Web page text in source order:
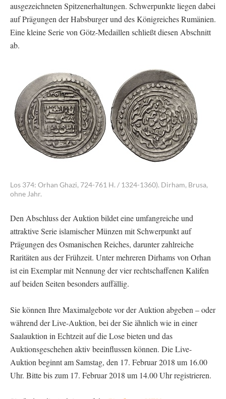
ausgezeichneten Spitzenerhaltungen. Schwerpunkte liegen dabei
auf Prägungen der Habsburger und des Königreiches Rumänien.
Eine kleine Serie von Götz-Medaillen schließt diesen Abschnitt
ab.
Los 374: Orhan Ghazi, 724-761 H. / 1324-1360). Dirham, Brusa,
ohne Jahr.
Den Abschluss der Auktion bildet eine umfangreiche und
attraktive Serie islamischer Münzen mit Schwerpunkt auf
Prägungen des Osmanischen Reiches, darunter zahlreiche
Raritäten aus der Frühzeit. Unter mehreren Dirhams von Orhan
ist ein Exemplar mit Nennung der vier rechtschaffenen Kalifen
auf beiden Seiten besonders auffällig.
Sie können Ihre Maximalgebote vor der Auktion abgeben – oder
während der Live-Auktion, bei der Sie ähnlich wie in einer
Saalauktion in Echtzeit auf die Lose bieten und das
Auktionsgeschehen aktiv beeinflussen können. Die Live-
Auktion beginnt am Samstag, den 17. Februar 2018 um 16.00
Uhr. Bitte bis zum 17. Februar 2018 um 14.00 Uhr registrieren.